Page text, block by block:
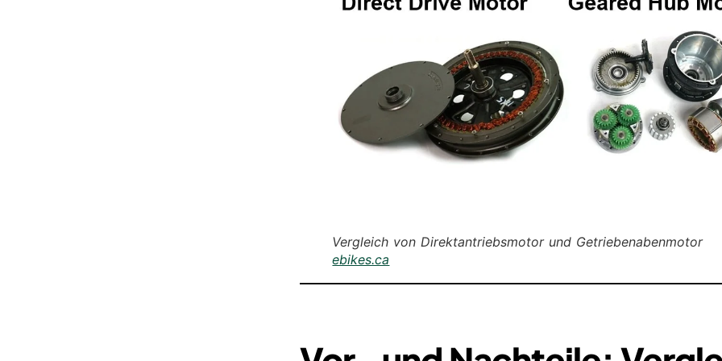
Vergleich von Direktantriebsmotor und Getriebenabenmotor
ebikes.ca